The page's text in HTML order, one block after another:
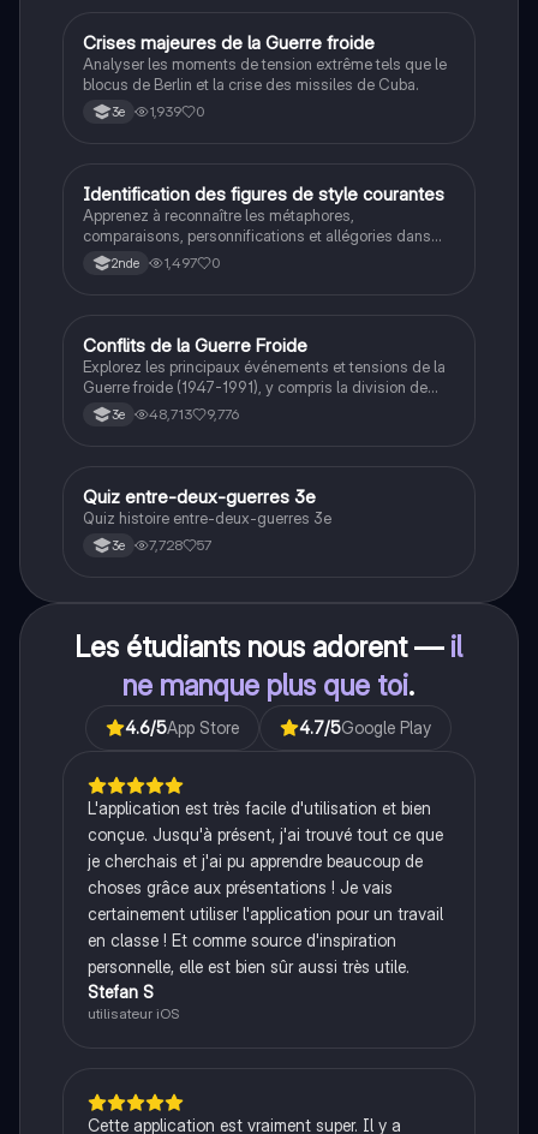
CHistoire
Crises majeures de la Guerre froide
Analyser les moments de tension extrême tels que le
blocus de Berlin et la crise des missiles de Cuba.
3e 1,939 0
IFrançais
Identification des figures de style courantes
Apprenez à reconnaître les métaphores,
comparaisons, personnifications et allégories dans
des phrases simples.
2nde 1,497 0
Histoire
Conflits de la Guerre Froide
Explorez les principaux événements et tensions de la
Guerre froide (1947-1991), y compris la division de
l'Allemagne, la crise de Cuba, la guerre du Vietnam, et
la course à l'espace. Cette fiche de révision couvre les
historique.
3e 48,713 9,776
QHistoire
Quiz entre-deux-guerres 3e
Quiz histoire entre-deux-guerres 3e
3e 7,728 57
Les étudiants nous adorent — il
ne manque plus que toi.
4.6/5App Store 4.7/5Google Play
L'application est très facile d'utilisation et bien
conçue. Jusqu'à présent, j'ai trouvé tout ce que
je cherchais et j'ai pu apprendre beaucoup de
choses grâce aux présentations ! Je vais
certainement utiliser l'application pour un travail
en classe ! Et comme source d'inspiration
personnelle, elle est bien sûr aussi très utile.
Stefan S
utilisateur iOS
Cette application est vraiment super. Il y a